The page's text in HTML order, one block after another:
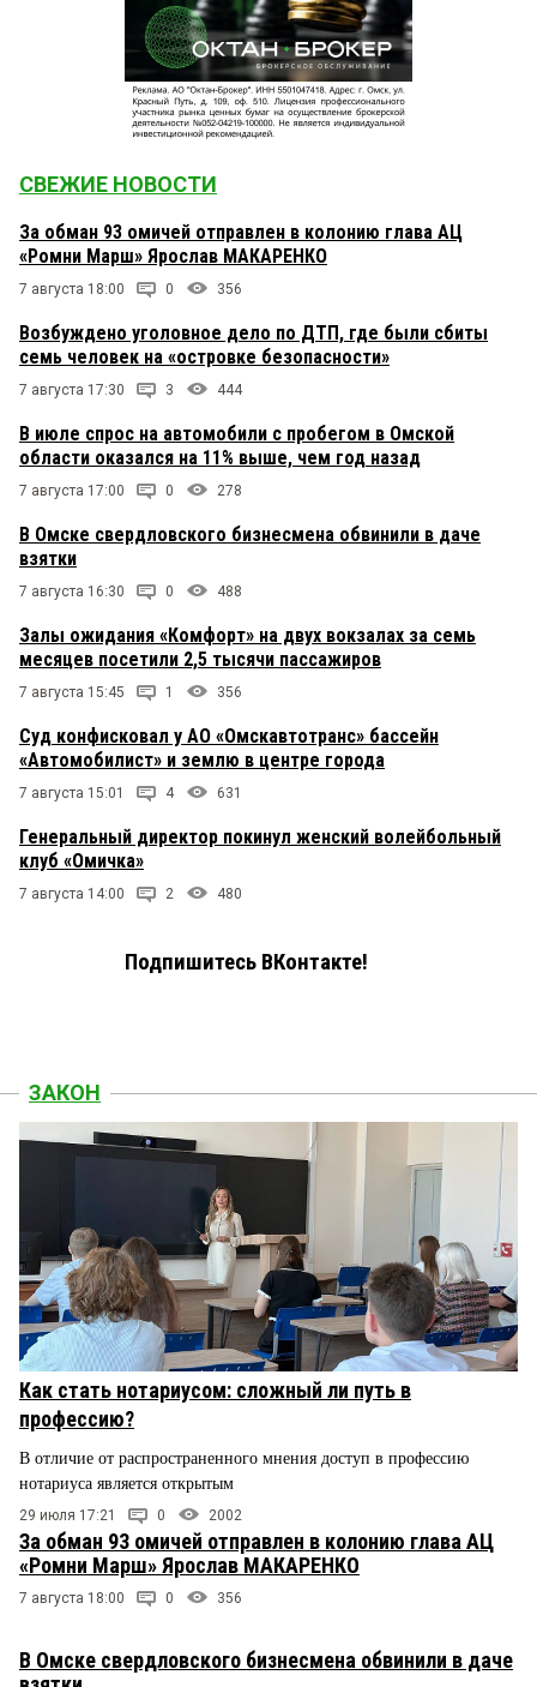
СВЕЖИЕ НОВОСТИ
За обман 93 омичей отправлен в колонию глава АЦ
«Ромни Марш» Ярослав МАКАРЕНКО
7 августа 18:00 0 356
Возбуждено уголовное дело по ДТП, где были сбиты
семь человек на «островке безопасности»
7 августа 17:30 3 444
В июле спрос на автомобили с пробегом в Омской
области оказался на 11% выше, чем год назад
7 августа 17:00 0 278
В Омске свердловского бизнесмена обвинили в даче
взятки
7 августа 16:30 0 488
Залы ожидания «Комфорт» на двух вокзалах за семь
месяцев посетили 2,5 тысячи пассажиров
7 августа 15:45 1 356
Суд конфисковал у АО «Омскавтотранс» бассейн
«Автомобилист» и землю в центре города
7 августа 15:01 4 631
Генеральный директор покинул женский волейбольный
клуб «Омичка»
7 августа 14:00 2 480
Подпишитесь ВКонтакте!
ЗАКОН
Как стать нотариусом: сложный ли путь в
профессию?
В отличие от распространенного мнения доступ в профессию
нотариуса является открытым
29 июля 17:21 0 2002
За обман 93 омичей отправлен в колонию глава АЦ
«Ромни Марш» Ярослав МАКАРЕНКО
7 августа 18:00 0 356
В Омске свердловского бизнесмена обвинили в даче